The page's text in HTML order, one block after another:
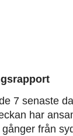
7 senaste
har
från